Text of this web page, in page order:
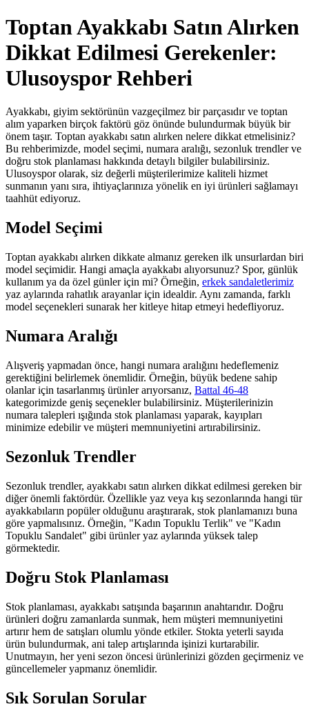
Toptan Ayakkabı Satın Alırken
Dikkat Edilmesi Gerekenler:
Ulusoyspor Rehberi
Ayakkabı, giyim sektörünün vazgeçilmez bir parçasıdır ve toptan
alım yaparken birçok faktörü göz önünde bulundurmak büyük bir
önem taşır. Toptan ayakkabı satın alırken nelere dikkat etmelisiniz?
Bu rehberimizde, model seçimi, numara aralığı, sezonluk trendler ve
doğru stok planlaması hakkında detaylı bilgiler bulabilirsiniz.
Ulusoyspor olarak, siz değerli müşterilerimize kaliteli hizmet
sunmanın yanı sıra, ihtiyaçlarınıza yönelik en iyi ürünleri sağlamayı
taahhüt ediyoruz.
Model Seçimi
Toptan ayakkabı alırken dikkate almanız gereken ilk unsurlardan biri
model seçimidir. Hangi amaçla ayakkabı alıyorsunuz? Spor, günlük
kullanım ya da özel günler için mi? Örneğin, erkek sandaletlerimiz
yaz aylarında rahatlık arayanlar için idealdir. Aynı zamanda, farklı
model seçenekleri sunarak her kitleye hitap etmeyi hedefliyoruz.
Numara Aralığı
Alışveriş yapmadan önce, hangi numara aralığını hedeflemeniz
gerektiğini belirlemek önemlidir. Örneğin, büyük bedene sahip
olanlar için tasarlanmış ürünler arıyorsanız, Battal 46-48
kategorimizde geniş seçenekler bulabilirsiniz. Müşterilerinizin
numara talepleri ışığında stok planlaması yaparak, kayıpları
minimize edebilir ve müşteri memnuniyetini artırabilirsiniz.
Sezonluk Trendler
Sezonluk trendler, ayakkabı satın alırken dikkat edilmesi gereken bir
diğer önemli faktördür. Özellikle yaz veya kış sezonlarında hangi tür
ayakkabıların popüler olduğunu araştırarak, stok planlamanızı buna
göre yapmalısınız. Örneğin, "Kadın Topuklu Terlik" ve "Kadın
Topuklu Sandalet" gibi ürünler yaz aylarında yüksek talep
görmektedir.
Doğru Stok Planlaması
Stok planlaması, ayakkabı satışında başarının anahtarıdır. Doğru
ürünleri doğru zamanlarda sunmak, hem müşteri memnuniyetini
artırır hem de satışları olumlu yönde etkiler. Stokta yeterli sayıda
ürün bulundurmak, ani talep artışlarında işinizi kurtarabilir.
Unutmayın, her yeni sezon öncesi ürünlerinizi gözden geçirmeniz ve
güncellemeler yapmanız önemlidir.
Sık Sorulan Sorular